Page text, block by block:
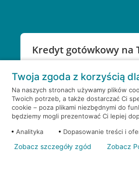
Kredyt gotówkowy na
RRSO: 9,6%
WEŹ KREDYT NOTA
Twoja zgoda z korzyścią
Na naszych stronach używamy plików
Twoich potrzeb, a także dostarczać Ci
cookie – poza plikami niezbędnymi do
będziemy mogli prezentować Ci lepiej
Analityka
Dopasowanie treści i
Zobacz szczegóły zgód Zobacz